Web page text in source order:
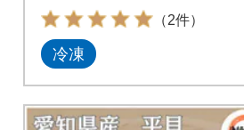
（2件）
冷凍